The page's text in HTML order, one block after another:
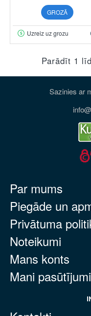
GROZĀ
Uzreiz uz grozu
Parādīt 1
Sazinies ar
Par mums
Piegāde un
Privātuma
Noteikumi
Mans konts
Mani pasūtījumi